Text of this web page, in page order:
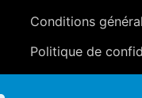
Conditions
Politique de